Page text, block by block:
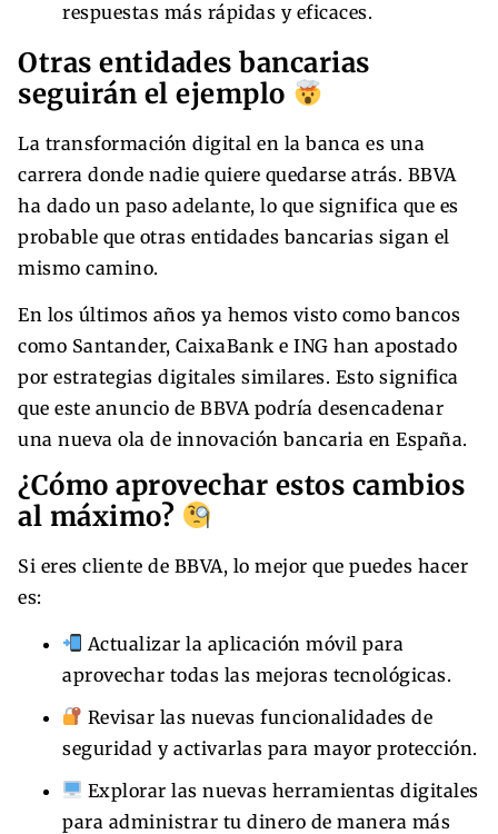
respuestas más rápidas y eficaces.
Otras entidades bancarias
seguirán el ejemplo
La transformación digital en la banca es una
carrera donde nadie quiere quedarse atrás. BBVA
ha dado un paso adelante, lo que significa que es
probable que otras entidades bancarias sigan el
mismo camino.
En los últimos años ya hemos visto como bancos
como Santander, CaixaBank e ING han apostado
por estrategias digitales similares. Esto significa
que este anuncio de BBVA podría desencadenar
una nueva ola de innovación bancaria en España.
¿Cómo aprovechar estos cambios
al máximo?
Si eres cliente de BBVA, lo mejor que puedes hacer
es:
Actualizar la aplicación móvil para
aprovechar todas las mejoras tecnológicas.
Revisar las nuevas funcionalidades de
seguridad y activarlas para mayor protección.
Explorar las nuevas herramientas digitales
para administrar tu dinero de manera más